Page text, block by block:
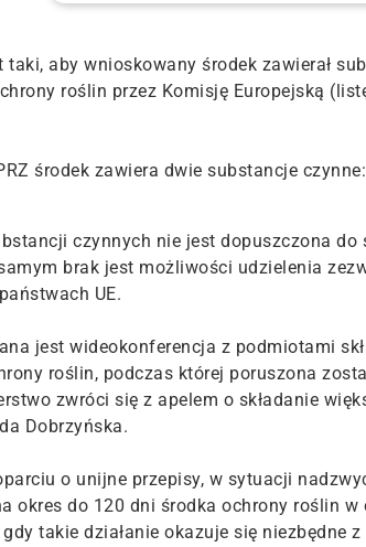
taki, aby wnioskowany środek zawierał
roślin przez Komisję Europejską
środek zawiera dwie substancje
czynnych nie jest dopuszczona
brak jest możliwości udzielenia
UE.
jest wideokonferencja z podmiotami
roślin, podczas której poruszona
zwróci się z apelem o składanie
Dobrzyńska.
o unijne przepisy, w sytuacji
okres do 120 dni środka ochrony roślin
takie działanie okazuje się niezbędne